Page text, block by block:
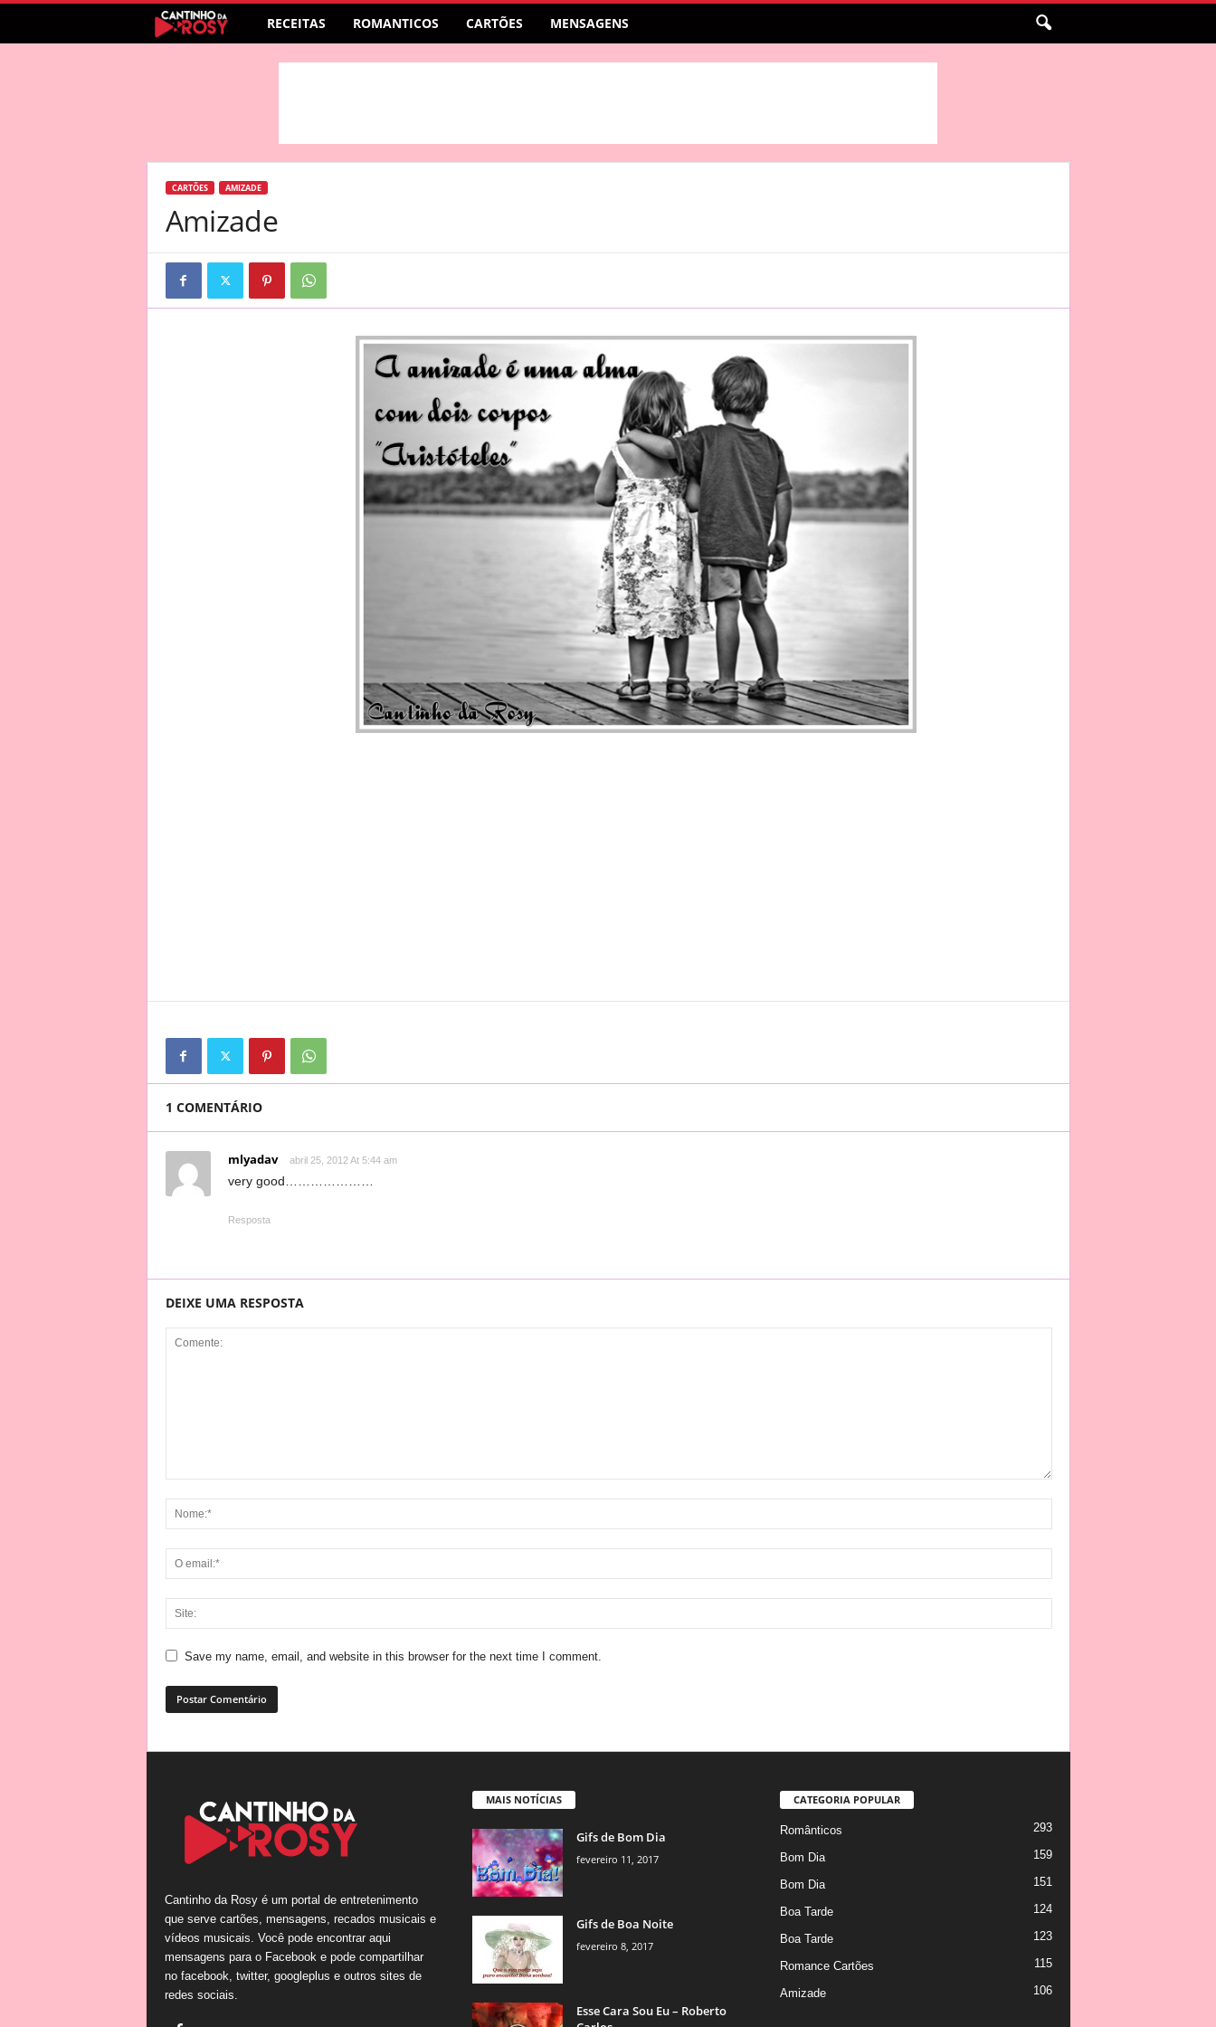
RECEITAS ROMANTICOS CARTÕES MENSAGENS
CARTÕES AMIZADE
Amizade
1 COMENTÁRIO
mlyadav abril 25, 2012 At 5:44 am
very good…………………
Resposta
DEIXE UMA RESPOSTA
Save my name, email, and website in this browser for the next time I comment.
Cantinho da Rosy é um portal de entretenimento
que serve cartões, mensagens, recados musicais e
vídeos musicais. Você pode encontrar aqui
mensagens para o Facebook e pode compartilhar
no facebook, twitter, googleplus e outros sites de
redes sociais.
MAIS NOTÍCIAS
Gifs de Bom Dia
fevereiro 11, 2017
Gifs de Boa Noite
fevereiro 8, 2017
Esse Cara Sou Eu – Roberto
CATEGORIA POPULAR
Românticos 293
Bom Dia 159
Bom Dia 151
Boa Tarde 124
Boa Tarde 123
Romance Cartões 115
Amizade 106